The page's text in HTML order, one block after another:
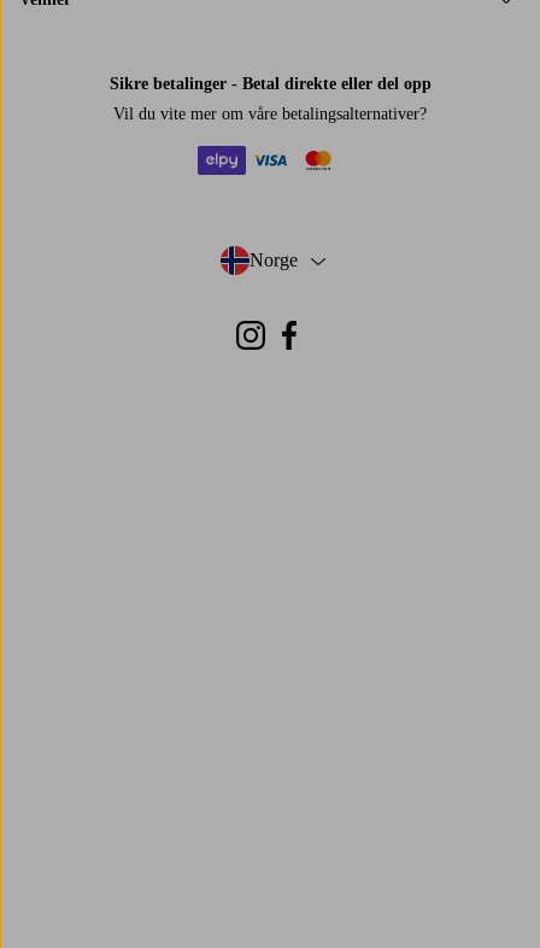
Sikre betalinger - Betal direkte eller del opp
Vil du vite mer om våre betalingsalternativer?
Norge
- Velg land